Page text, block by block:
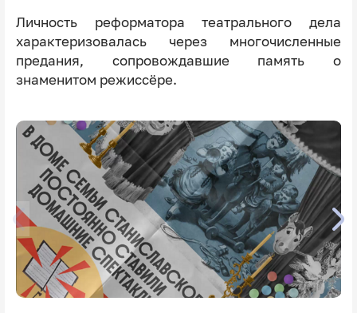
Личность реформатора театрального дела
характеризовалась через многочисленные
предания, сопровождавшие память о
знаменитом режиссёре.